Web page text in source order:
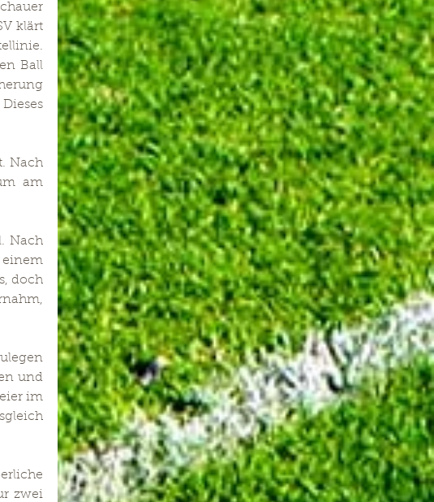
klärt
Ball
Nach
am
Nach
einem
doch
und
im
zwei